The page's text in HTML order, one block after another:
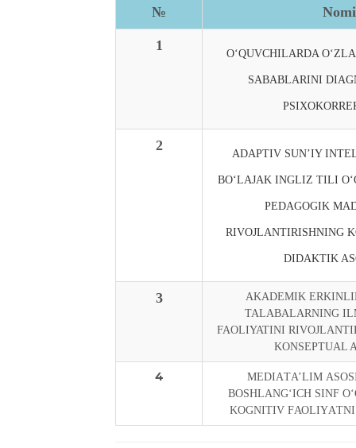
№ Nomi
1
O‘QUVCHILARDA
SABABLARINI
2
ADAPTIV SUN’IY
BO‘LAJAK INGLIZ TILI
PEDAGOGIK
RIVOJLANTIRISHNING
DIDAKTIK
3
AKADEMIK
TALABALARNING
FAOLIYATINI
KONSEPTUAL
4
MЕDIАTА’LIM
BОSHLАNG‘ICH SINF
KОGNITIV FАОLIYАTNI